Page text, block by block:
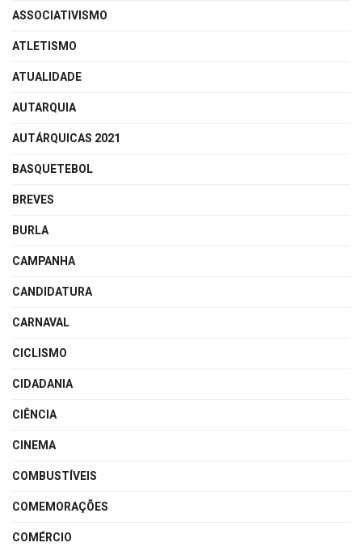
ASSOCIATIVISMO
ATLETISMO
ATUALIDADE
AUTARQUIA
AUTÁRQUICAS 2021
BASQUETEBOL
BREVES
BURLA
CAMPANHA
CANDIDATURA
CARNAVAL
CICLISMO
CIDADANIA
CIÊNCIA
CINEMA
COMBUSTÍVEIS
COMEMORAÇÕES
COMÉRCIO